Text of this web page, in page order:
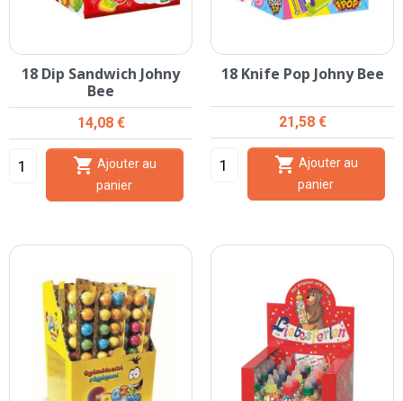
18 Dip Sandwich Johny
Bee
Prix
14,08 €

panier
18 Knife Pop Johny Bee
Prix
21,58 €

panier